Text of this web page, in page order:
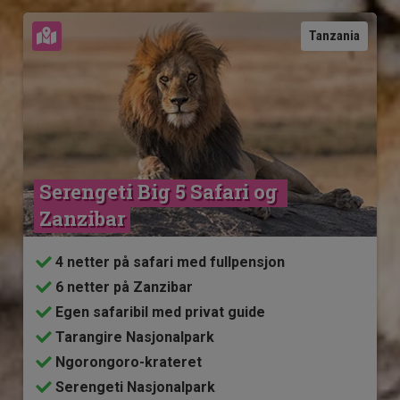
Tanzania
Serengeti Big 5 Safari og
Zanzibar
4 netter på safari med fullpensjon
6 netter på Zanzibar
Egen safaribil med privat guide
Tarangire Nasjonalpark
Ngorongoro-krateret
Serengeti Nasjonalpark